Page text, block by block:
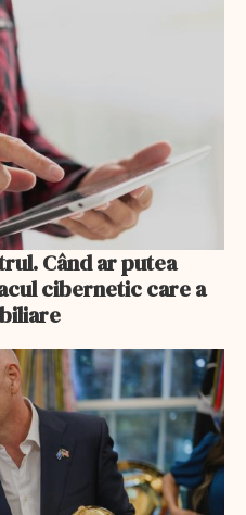
Când ar putea
cibernetic care a